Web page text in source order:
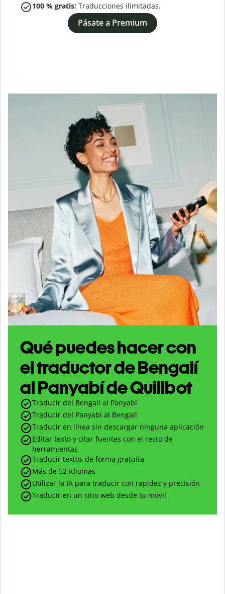
100 % gratis: Traducciones ilimitadas.
Pásate a Premium
Qué puedes hacer con
el traductor de Bengalí
al Panyabí de Quillbot
Traducir del Bengalí al Panyabí
Traducir del Panyabí al Bengalí
Traducir en línea sin descargar ninguna aplicación
Editar texto y citar fuentes con el resto de
herramientas
Traducir textos de forma gratuita
Más de 52 idiomas
Utilizar la IA para traducir con rapidez y precisión
Traducir en un sitio web desde tu móvil